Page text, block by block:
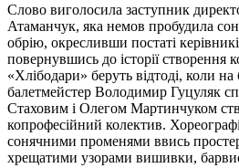
Слово виголосила заступник
Атаманчук, яка немов пробудила
обрію, окресливши постаті
повернувшись до історії створення
«Хлібодари» беруть відтоді, коли на
балетмейстер Володимир Гуцуляк
Стаховим і Олегом Мартинчуком
копрофесійний колектив.
сонячними променями ввись
хрещатими узорами вишивки,